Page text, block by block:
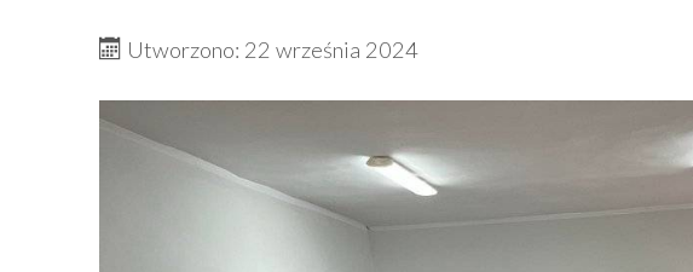
Utworzono: 22 września 2024